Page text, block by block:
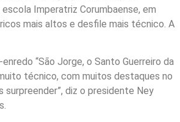
Imperatriz Corumbaense, em
mais altos e desfile mais técnico. A
“São Jorge, o Santo Guerreiro da
técnico, com muitos destaques no
surpreender”, diz o presidente Ney